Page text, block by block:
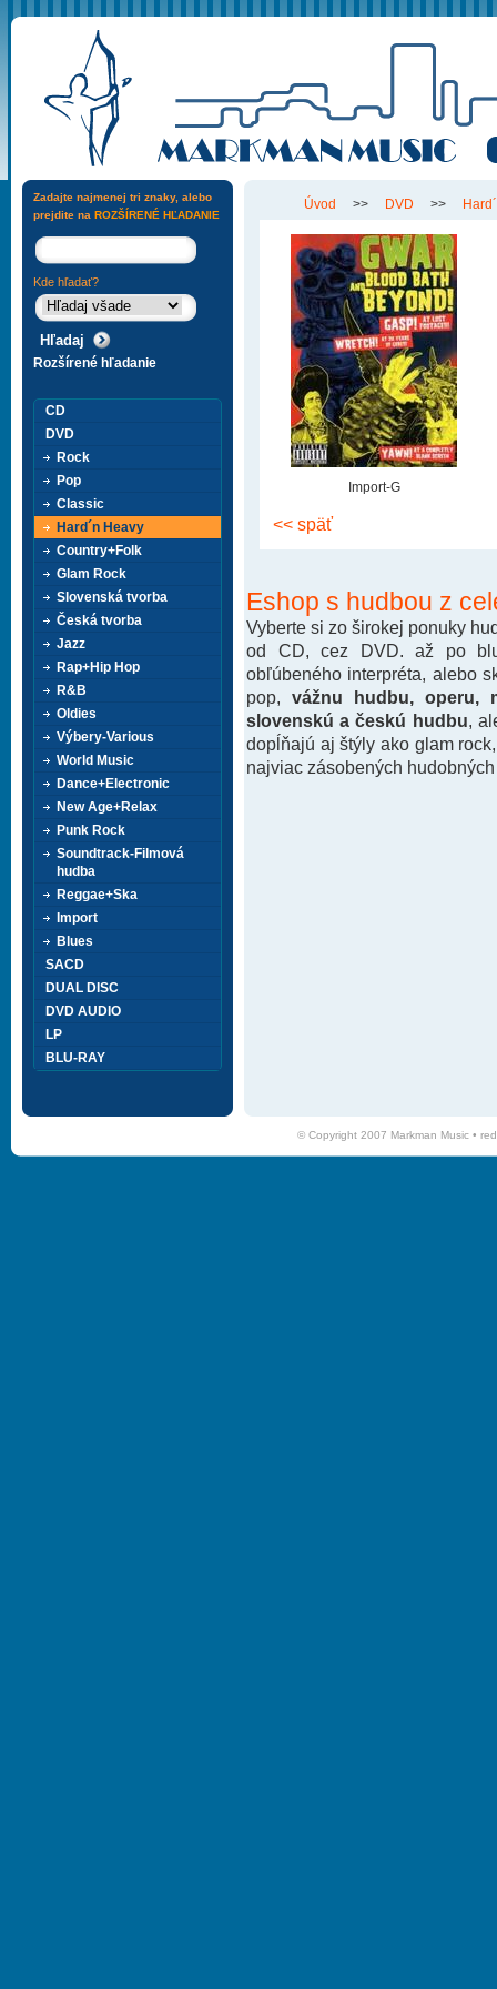
Úvod >> DVD >>
Import-G
<< späť
Eshop s hudbou z
Vyberte si zo širokej ponuky
od CD, cez DVD. až po
obľúbeného interpréta, alebo
pop, vážnu hudbu, operu,
slovenskú a českú hudbu ,
dopĺňajú aj štýly ako glam
najviac zásobených
Zadajte najmenej tri znaky, alebo
prejdite na ROZŠÍRENÉ HĽADANIE
Kde hľadať?
Rozšírené hľadanie
CD
DVD
Rock
Pop
Classic
Hard´n Heavy
Country+Folk
Glam Rock
Slovenská tvorba
Česká tvorba
Jazz
Rap+Hip Hop
R&B
Oldies
Výbery-Various
World Music
Dance+Electronic
New Age+Relax
Punk Rock
Soundtrack-Filmová
hudba
Reggae+Ska
Import
Blues
SACD
DUAL DISC
DVD AUDIO
LP
BLU-RAY
© Copyright 2007 Markman Music •